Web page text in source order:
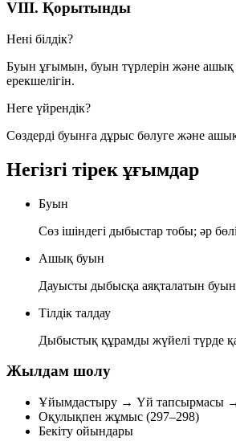
VIII. Қорытынды
Нені білдік?
Буын ұғымын, буын түрлерін және
ерекшелігін.
Неге үйрендік?
Сөздерді буынға дұрыс бөлуге және
Негізгі тірек ұғымдар
Буын
Сөз ішіндегі дыбыстар тобы; әр
Ашық буын
Дауысты дыбысқа аяқталатын
Тілдік талдау
Дыбыстық құрамды жүйелі түрде
Жылдам шолу
Ұйымдастыру → Үй тапсырмасы
Оқулықпен жұмыс (297–298)
Бекіту ойындары